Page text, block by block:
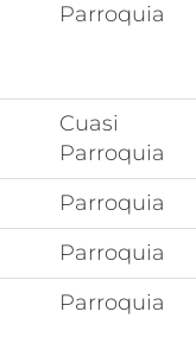
Parroquia
Cuasi
Parroquia
Parroquia
Parroquia
Parroquia